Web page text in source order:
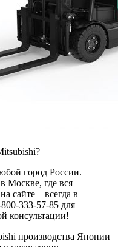
город России.
Москве, где вся
сайте – всегда в
333-57-85 для
консультации!
производства Японии